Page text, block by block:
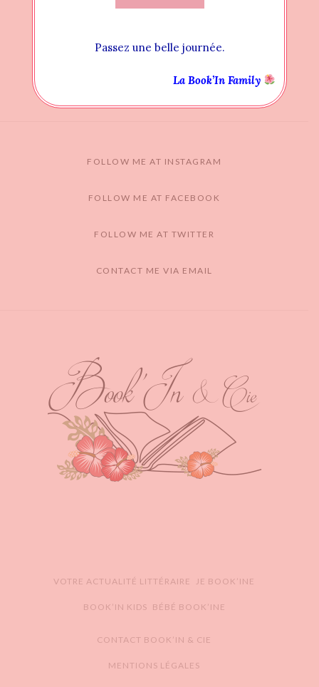
FOLLOW ME AT INSTAGRAM
FOLLOW ME AT FACEBOOK
FOLLOW ME AT TWITTER
CONTACT ME VIA EMAIL
VOTRE ACTUALITÉ LITTÉRAIRE JE BOOK’INE
BOOK’IN KIDS BÉBÉ BOOK’INE
CONTACT BOOK’IN & CIE
MENTIONS LÉGALES
Passez une belle journée.
La Book’In Family